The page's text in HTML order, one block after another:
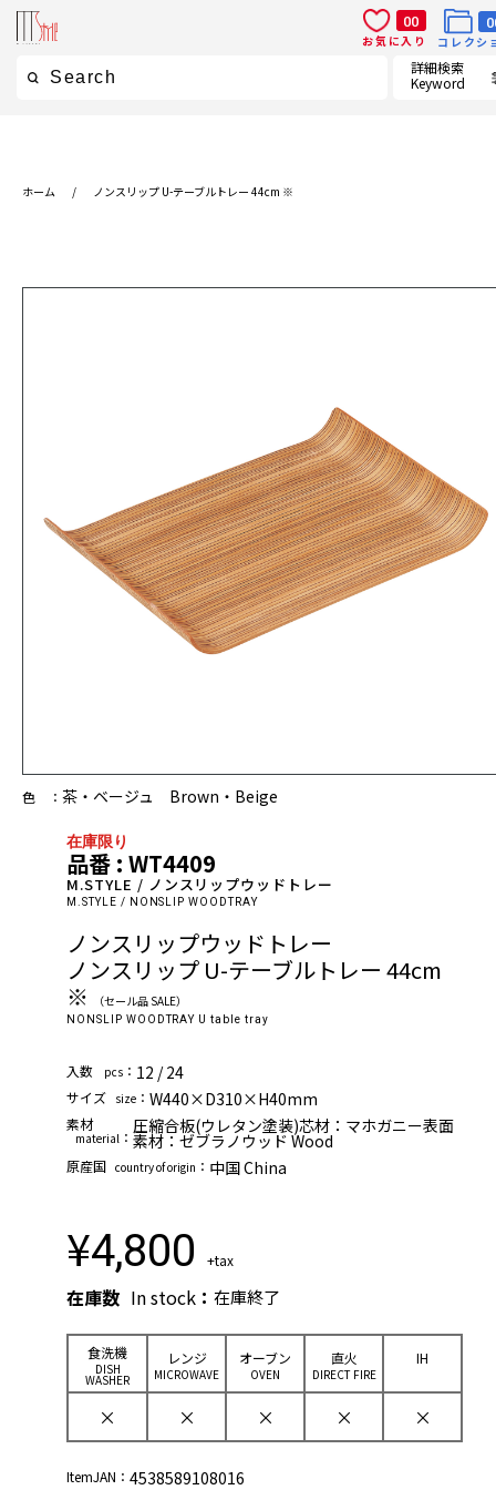
詳細検索
Keyword
00
お気に入り
コレクシ
ホーム / ノンスリップ U-テーブルトレー 44cm ※
色 ： 茶・ベージュ Brown・Beige
在庫限り
品番 : WT4409
M.STYLE / ノンスリップウッドトレー
M.STYLE / NONSLIP WOODTRAY
ノンスリップウッドトレー
ノンスリップ U-テーブルトレー 44cm
※
（セール品 SALE）
NONSLIP WOODTRAY U table tray
⼊数 pcs ： 12 / 24
サイズ size ： W440×D310×H40mm
素材
material ：
圧縮合板(ウレタン塗装)芯材：マホガニー表面
素材：ゼブラノウッド Wood
原産国 country of origin ： 中国 China
¥4,800 +tax
在庫数 In stock ： 在庫終了
⾷洗機
DISH
WASHER
レンジ
MICROWAVE
オーブン
OVEN
直⽕
DIRECT FIRE
IH
× × × × ×
ItemJAN： 4538589108016